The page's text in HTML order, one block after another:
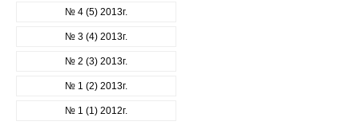
№ 4 (5) 2013г.
№ 3 (4) 2013г.
№ 2 (3) 2013г.
№ 1 (2) 2013г.
№ 1 (1) 2012г.